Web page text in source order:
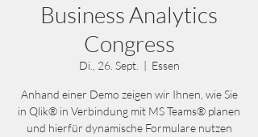
Business Analytics
Congress
Di., 26. Sept.
  |
Essen
Anhand einer Demo zeigen wir Ihnen, wie Sie
in Qlik® in Verbindung mit MS Teams® planen
und hierfür dynamische Formulare nutzen